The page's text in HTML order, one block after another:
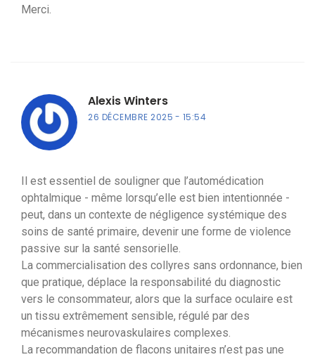
Merci.
Alexis Winters
26 DÉCEMBRE 2025 15:54
Il est essentiel de souligner que l’automédication
ophtalmique - même lorsqu’elle est bien intentionnée -
peut, dans un contexte de négligence systémique des
soins de santé primaire, devenir une forme de violence
passive sur la santé sensorielle.
La commercialisation des collyres sans ordonnance, bien
que pratique, déplace la responsabilité du diagnostic
vers le consommateur, alors que la surface oculaire est
un tissu extrêmement sensible, régulé par des
mécanismes neurovaskulaires complexes.
La recommandation de flacons unitaires n’est pas une